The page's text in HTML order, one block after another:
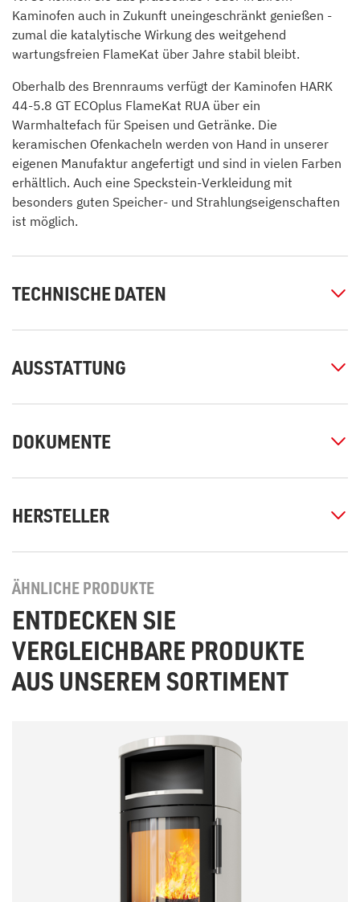
Kaminofen auch in Zukunft uneingeschränkt genießen -
zumal die katalytische Wirkung des weitgehend
wartungsfreien FlameKat über Jahre stabil bleibt.
Oberhalb des Brennraums verfügt der Kaminofen HARK
44-5.8 GT ECOplus FlameKat RUA über ein
Warmhaltefach für Speisen und Getränke. Die
keramischen Ofenkacheln werden von Hand in unserer
eigenen Manufaktur angefertigt und sind in vielen Farben
erhältlich. Auch eine Speckstein-Verkleidung mit
besonders guten Speicher- und Strahlungseigenschaften
ist möglich.
TECHNISCHE DATEN
AUSSTATTUNG
DOKUMENTE
HERSTELLER
ÄHNLICHE PRODUKTE
ENTDECKEN SIE
VERGLEICHBARE PRODUKTE
AUS UNSEREM SORTIMENT